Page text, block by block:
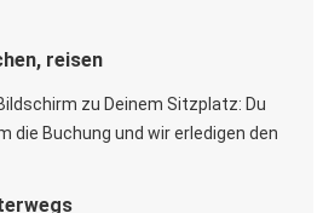
reisen
zu Deinem Sitzplatz: Du
die Buchung und wir erledigen den